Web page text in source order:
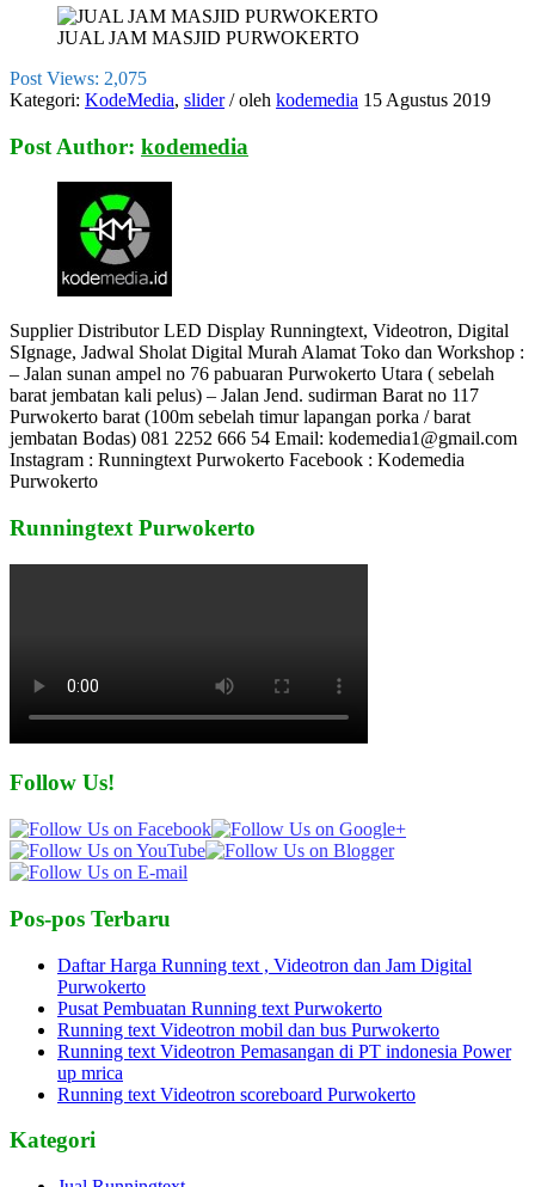
JUAL JAM MASJID PURWOKERTO
Post Views: 2,075
Kategori: KodeMedia, slider /oleh kodemedia 15 Agustus 2019
Post Author: kodemedia
Supplier Distributor LED Display Runningtext, Videotron, Digital
SIgnage, Jadwal Sholat Digital Murah Alamat Toko dan Workshop :
– Jalan sunan ampel no 76 pabuaran Purwokerto Utara ( sebelah
barat jembatan kali pelus) – Jalan Jend. sudirman Barat no 117
Purwokerto barat (100m sebelah timur lapangan porka / barat
jembatan Bodas) 081 2252 666 54 Email: kodemedia1@gmail.com
Instagram : Runningtext Purwokerto Facebook : Kodemedia
Purwokerto
Runningtext Purwokerto
Follow Us!
Pos-pos Terbaru
Daftar Harga Running text , Videotron dan Jam Digital
Purwokerto
Pusat Pembuatan Running text Purwokerto
Running text Videotron mobil dan bus Purwokerto
Running text Videotron Pemasangan di PT indonesia Power
up mrica
Running text Videotron scoreboard Purwokerto
Kategori